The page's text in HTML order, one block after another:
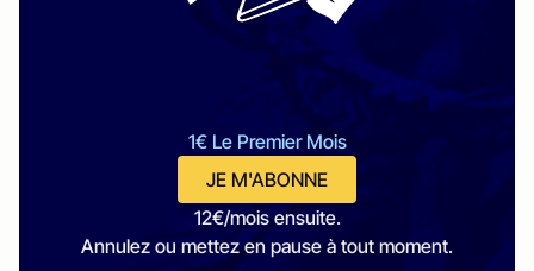
1€ Le Premier Mois
JE M'ABONNE
12€/mois ensuite.
Annulez ou mettez en pause à tout moment.